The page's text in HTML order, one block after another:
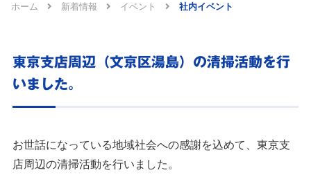
ホーム 新着情報 イベント 社内イベント
東京支店周辺（文京区湯島）の清掃活動を行
いました。
お世話になっている地域社会への感謝を込めて、東京支
店周辺の清掃活動を行いました。